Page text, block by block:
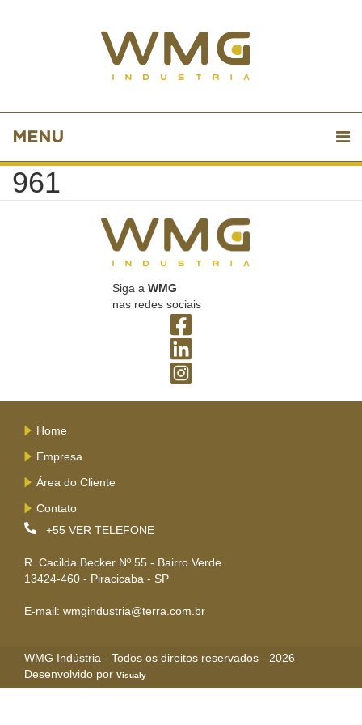
MENU
961
Siga a WMG
nas redes sociais
Home
Empresa
Área do Cliente
Contato
+55 VER TELEFONE
R. Cacilda Becker Nº 55 - Bairro Verde
13424-460 - Piracicaba - SP
E-mail: wmgindustria@terra.com.br
WMG Indústria - Todos os direitos reservados - 2026
Desenvolvido por Visualy